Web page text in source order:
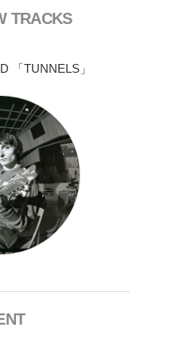
TRACKS
「TUNNELS」